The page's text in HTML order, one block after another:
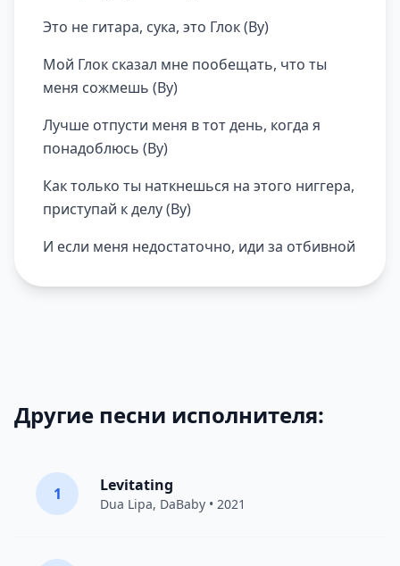
Это не гитара, сука, это Глок (Ву)
Мой Глок сказал мне пообещать, что ты
меня сожмешь (Ву)
Лучше отпусти меня в тот день, когда я
понадоблюсь (Ву)
Как только ты наткнешься на этого ниггера,
приступай к делу (Ву)
И если меня недостаточно, иди за отбивной
Другие песни исполнителя:
1 Levitating
Dua Lipa, DaBaby • 2021